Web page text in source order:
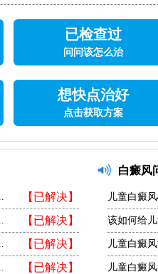
已检查过
问问该怎么治
想快点治好
点击获取方案
【已解决】
【已解决】
【已解决】
【已解决】
白癜风
儿童白癜
该如何给
儿童白癜
儿童白癜